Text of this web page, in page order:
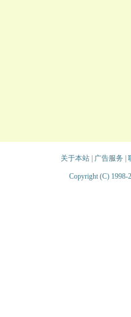
关于本站| 广告服务
Copyright (C) 1998-